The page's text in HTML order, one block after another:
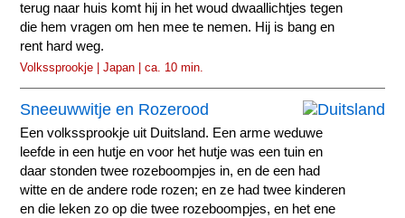
terug naar huis komt hij in het woud dwaallichtjes tegen
die hem vragen om hen mee te nemen. Hij is bang en
rent hard weg.
Volkssprookje | Japan | ca. 10 min.
Sneeuwwitje en Rozerood
Een volkssprookje uit Duitsland. Een arme weduwe
leefde in een hutje en voor het hutje was een tuin en
daar stonden twee rozeboompjes in, en de een had
witte en de andere rode rozen; en ze had twee kinderen
en die leken zo op die twee rozeboompjes, en het ene